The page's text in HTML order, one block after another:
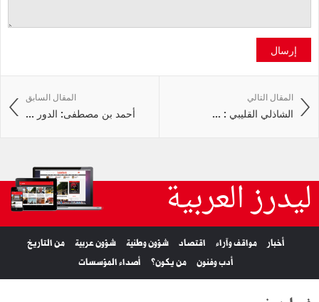
إرسال
المقال السابق
أحمد بن مصطفى: الدور ...
المقال التالي
الشاذلي القليبي : ...
ليدرز العربية
أخبار مواقف وآراء اقتصاد شؤون وطنية شؤون عربية
من التاريخ
أدب وفنون
من يكون؟ أصداء المؤسسات